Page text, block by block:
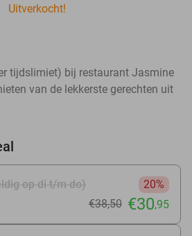
Uitverkocht!
tijdslimiet) bij restaurant Jasmine
van de lekkerste gerechten uit
op di t/m do)
20%
€38,50 €30,95